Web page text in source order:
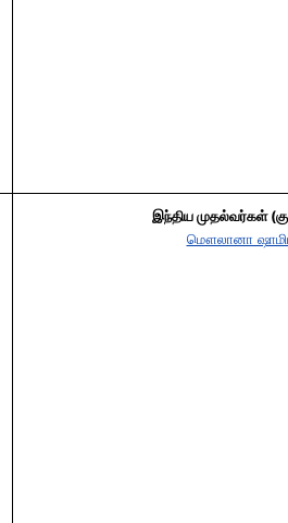
இந்திய முதல்வர்கள்
மௌலானா